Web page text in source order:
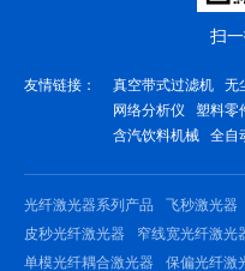
扫
友情链接： 真空带式过滤机 无
网络分析仪 塑料零
含汽饮料机械 全自
光纤激光器系列产品 飞秒激光器
皮秒光纤激光器
窄线宽光纤激光
单模光纤耦合激光器
保偏光纤激